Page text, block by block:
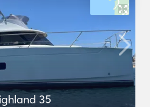
35